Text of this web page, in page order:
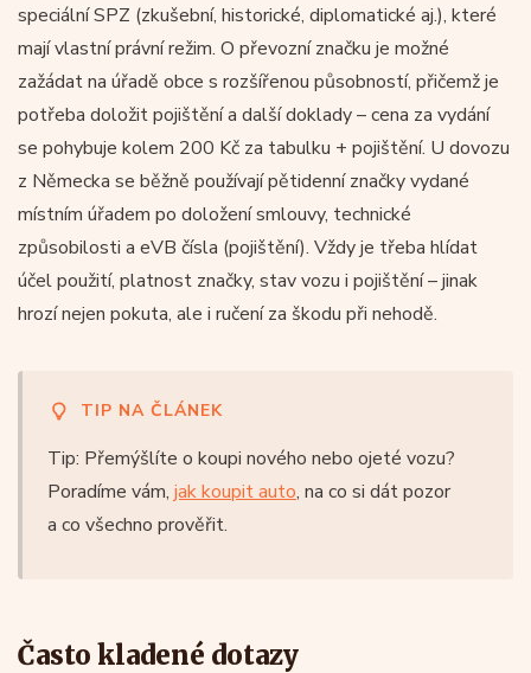
speciální SPZ (zkušební, historické, diplomatické aj.), které
mají vlastní právní režim. O převozní značku je možné
zažádat na úřadě obce s rozšířenou působností, přičemž je
potřeba doložit pojištění a další doklady – cena za vydání
se pohybuje kolem 200 Kč za tabulku + pojištění. U dovozu
z Německa se běžně používají pětidenní značky vydané
místním úřadem po doložení smlouvy, technické
způsobilosti a eVB čísla (pojištění). Vždy je třeba hlídat
účel použití, platnost značky, stav vozu i pojištění – jinak
hrozí nejen pokuta, ale i ručení za škodu při nehodě.
TIP NA ČLÁNEK
Tip: Přemýšlíte o koupi nového nebo ojeté vozu?
Poradíme vám, jak koupit auto, na co si dát pozor
a co všechno prověřit.
Často kladené dotazy